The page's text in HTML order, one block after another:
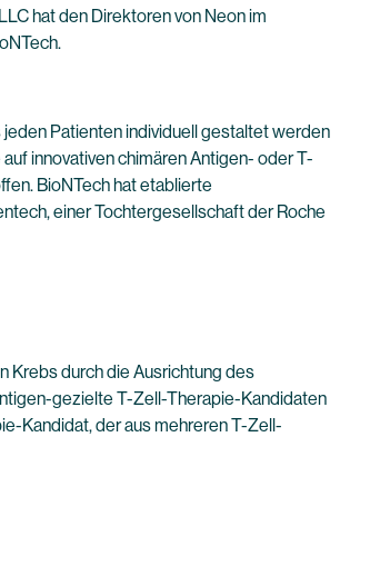
hat den Direktoren von Neon im
Patienten individuell gestaltet werden
innovativen chimären Antigen- oder T-
BioNTech hat etablierte
einer Tochtergesellschaft der Roche
Krebs durch die Ausrichtung des
gezielte T-Zell-Therapie-Kandidaten
Kandidat, der aus mehreren T-Zell-